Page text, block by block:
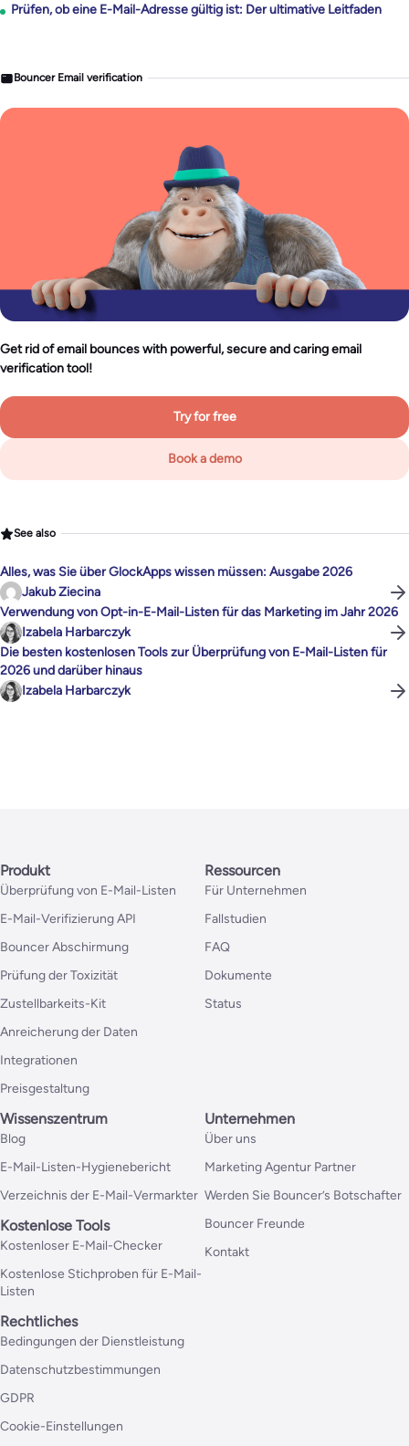
Prüfen, ob eine E-Mail-Adresse gültig ist: Der ultimative Leitfaden
Bouncer Email verification
Get rid of email bounces with powerful, secure and caring email
verification tool!
Try for free
Book a demo
See also
Alles, was Sie über GlockApps wissen müssen: Ausgabe 2026
Jakub Ziecina
Verwendung von Opt-in-E-Mail-Listen für das Marketing im Jahr 2026
Izabela Harbarczyk
Die besten kostenlosen Tools zur Überprüfung von E-Mail-Listen für
2026 und darüber hinaus
Izabela Harbarczyk
Produkt
Überprüfung von E-Mail-Listen
E-Mail-Verifizierung API
Bouncer Abschirmung
Prüfung der Toxizität
Zustellbarkeits-Kit
Anreicherung der Daten
Integrationen
Preisgestaltung
Ressourcen
Für Unternehmen
Fallstudien
FAQ
Dokumente
Status
Wissenszentrum
Blog
E-Mail-Listen-Hygienebericht
Verzeichnis der E-Mail-Vermarkter
Kostenlose Tools
Kostenloser E-Mail-Checker
Kostenlose Stichproben für E-Mail-
Listen
Unternehmen
Über uns
Marketing Agentur Partner
Werden Sie Bouncer’s Botschafter
Bouncer Freunde
Kontakt
Rechtliches
Bedingungen der Dienstleistung
Datenschutzbestimmungen
GDPR
Cookie-Einstellungen